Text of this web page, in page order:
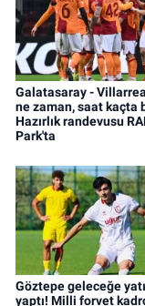
Galatasaray -
ne zaman, saat kaçta
Hazırlık randevusu
Park'ta
Göztepe geleceğe
yaptı! Milli forvet